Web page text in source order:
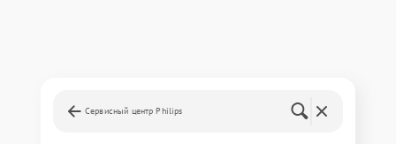
Сервисный центр Philips